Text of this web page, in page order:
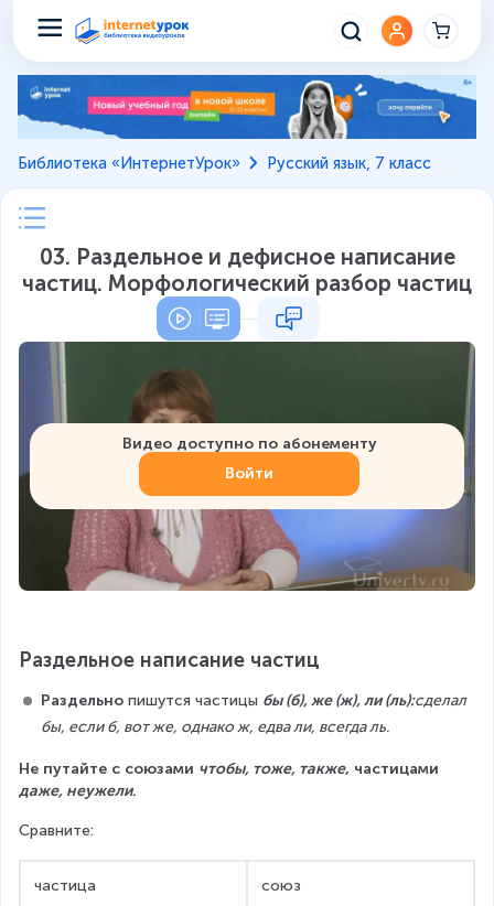
Библиотека «ИнтернетУрок» Русский язык, 7 класс
03. Раздельное и дефисное написание
частиц. Морфологический разбор частиц
Видео доступно по абонементу
Войти
Раздельное написание частиц
Раздельно пишутся частицы бы (б), же (ж), ли (ль):сделал
бы, если б, вот же, однако ж, едва ли, всегда ль.
Не путайте с союзами чтобы, тоже, также, частицами
даже, неужели.
Сравните:
частица союз